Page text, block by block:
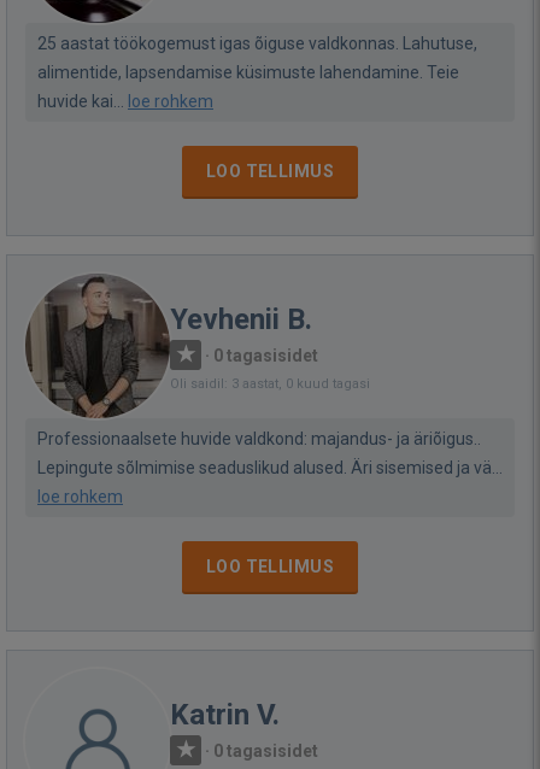
25 aastat töökogemust igas õiguse valdkonnas. Lahutuse,
alimentide, lapsendamise küsimuste lahendamine. Teie
huvide kai...
loe rohkem
LOO TELLIMUS
Yevhenii B.
· 0 tagasisidet
Oli saidil: 3 aastat, 0 kuud tagasi
Professionaalsete huvide valdkond: majandus- ja äriõigus..
Lepingute sõlmimise seaduslikud alused. Äri sisemised ja vä...
loe rohkem
LOO TELLIMUS
Katrin V.
· 0 tagasisidet